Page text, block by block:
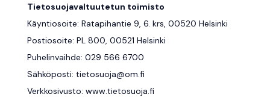
Tietosuojavaltuutetun toimisto
Käyntiosoite: Ratapihantie 9, 6. krs, 00520 Helsinki
Postiosoite: PL 800, 00521 Helsinki
Puhelinvaihde: 029 566 6700
Sähköposti: tietosuoja@om.fi
Verkkosivusto: www.tietosuoja.fi